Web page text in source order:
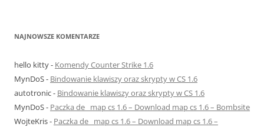
NAJNOWSZE KOMENTARZE
hello kitty- Komendy Counter Strike 1.6
MynDoS- Bindowanie klawiszy oraz skrypty w CS 1.6
autotronic- Bindowanie klawiszy oraz skrypty w CS 1.6
MynDoS- Paczka de_ map cs 1.6 – Download map cs 1.6 – Bombsite
WojteKris- Paczka de_ map cs 1.6 – Download map cs 1.6 –